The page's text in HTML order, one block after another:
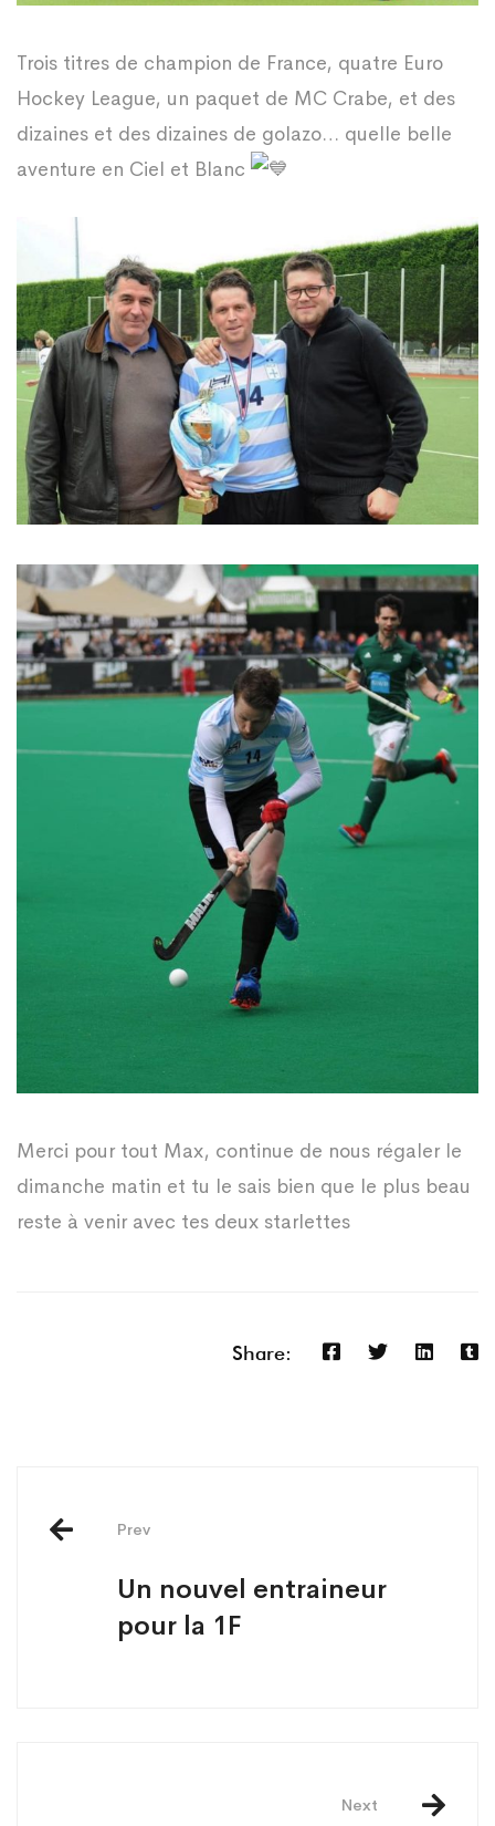
Trois titres de champion de France, quatre Euro
Hockey League, un paquet de MC Crabe, et des
dizaines et des dizaines de golazo… quelle belle
aventure en Ciel et Blanc
Merci pour tout Max, continue de nous régaler le
dimanche matin et tu le sais bien que le plus beau
reste à venir avec tes deux starlettes
Share:
navigation
Prev
Un nouvel entraineur
pour la 1F
Next